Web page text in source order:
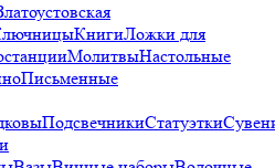
КнигиЛожки для
МолитвыНастольные
Письменные
ПодсвечникиСтатуэтки